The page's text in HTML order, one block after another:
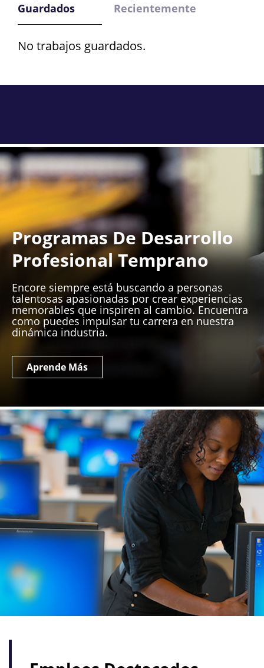
Guardados
Recientemente
No trabajos guardados.
Programas De Desarrollo
Profesional Temprano
Encore siempre está buscando a personas
talentosas apasionadas por crear experiencias
memorables que inspiren al cambio. Encuentra
como puedes impulsar tu carrera en nuestra
dinámica industria.
Aprende Más